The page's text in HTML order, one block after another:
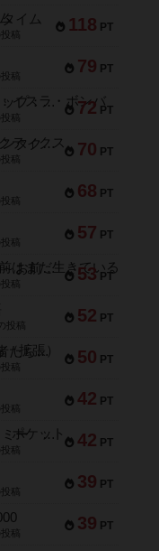
118 PT
イム
稿
79 PT
稿
72 PT
キャプテン・フリップ：イスラ・ボンバ
稿
70 PT
メメントオンラインタクティクス
稿
68 PT
稿
57 PT
稿
53 PT
セミファイナル ～お前はまだ生きている～
稿
52 PT
投稿
50 PT
クランク! ：冒険者たち（拡張）
稿
42 PT
稿
42 PT
スターマイン・ラミー ポケット
稿
39 PT
稿
39 PT
稿